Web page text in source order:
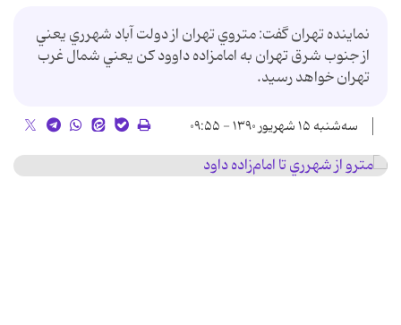
نماينده تهران گفت: متروي تهران از دولت آباد شهرري يعني
از جنوب شرق تهران به امامزاده داوود كن يعني شمال غرب
تهران خواهد رسيد.
سه‌شنبه ۱۵ شهریور ۱۳۹۰ - ۰۹:۵۵